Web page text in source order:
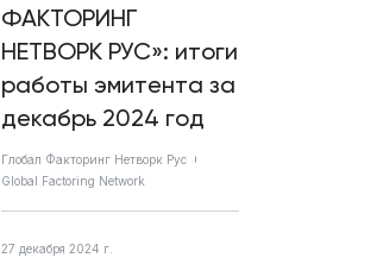
ФАКТОРИНГ
НЕТВОРК РУС»: итоги
работы эмитента за
декабрь 2024 год
Глобал Факторинг Нетворк Рус
Global Factoring Network
27 декабря 2024 г.